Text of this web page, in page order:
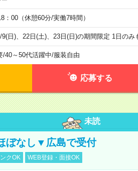
：00（休憩60分/実働7時間）
日)、22日(土)、23日(日)の期間限定 1日のみ
/40～50代活躍中/服装自由
応募する
未読
ぼなし▼広島で受付
クOK WEB登録・面接OK